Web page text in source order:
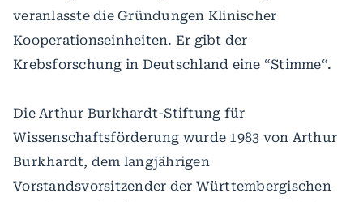
veranlasste die Gründungen Klinischer
Kooperationseinheiten. Er gibt der
Krebsforschung in Deutschland eine “Stimme“.
Die Arthur Burkhardt-Stiftung für
Wissenschaftsförderung wurde 1983 von Arthur
Burkhardt, dem langjährigen
Vorstandsvorsitzender der Württembergischen